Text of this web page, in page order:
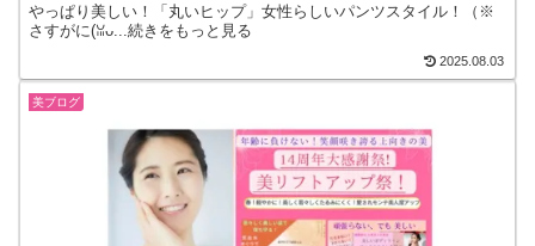
やっぱり美しい！「丸いヒップ」女性らしいパンツスタイル！（※
さすがに(⁠⁠ꈍ⁠ᴗ...続きをもっと見る
2025.08.03
美ブログ